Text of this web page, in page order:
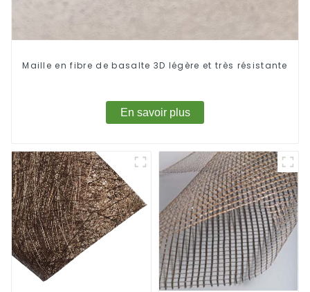
Maille en fibre de basalte 3D légère et très résistante
En savoir plus